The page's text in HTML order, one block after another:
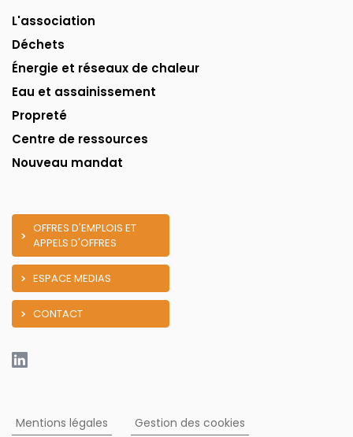
L'association
Déchets
Énergie et réseaux de chaleur
Eau et assainissement
Propreté
Centre de ressources
Nouveau mandat
OFFRES D'EMPLOIS ET
APPELS D'OFFRES
ESPACE MEDIAS
CONTACT
Mentions légales Gestion des cookies